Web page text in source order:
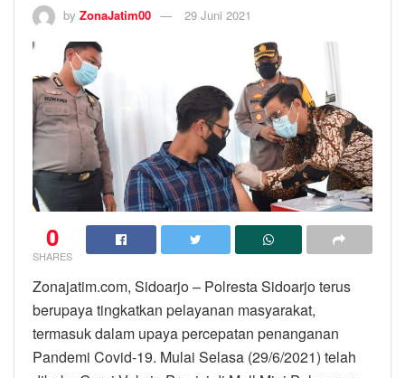
by ZonaJatim00 29 Juni 2021
0
SHARES
Zonajatim.com, Sidoarjo – Polresta Sidoarjo terus
berupaya tingkatkan pelayanan masyarakat,
termasuk dalam upaya percepatan penanganan
Pandemi Covid-19. Mulai Selasa (29/6/2021) telah